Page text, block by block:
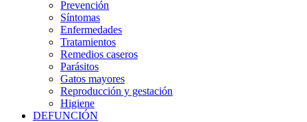
Prevención
Síntomas
Enfermedades
Tratamientos
Remedios caseros
Parásitos
Gatos mayores
Reproducción y gestación
Higiene
DEFUNCIÓN